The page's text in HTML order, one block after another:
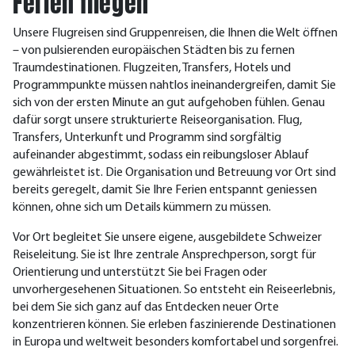
Unsere Flugreisen sind Gruppenreisen, die Ihnen die Welt öffnen
– von pulsierenden europäischen Städten bis zu fernen
Traumdestinationen. Flugzeiten, Transfers, Hotels und
Programmpunkte müssen nahtlos ineinandergreifen, damit Sie
sich von der ersten Minute an gut aufgehoben fühlen. Genau
dafür sorgt unsere strukturierte Reiseorganisation. Flug,
Transfers, Unterkunft und Programm sind sorgfältig
aufeinander abgestimmt, sodass ein reibungsloser Ablauf
gewährleistet ist. Die Organisation und Betreuung vor Ort sind
bereits geregelt, damit Sie Ihre Ferien entspannt geniessen
können, ohne sich um Details kümmern zu müssen.
Vor Ort begleitet Sie unsere eigene, ausgebildete Schweizer
Reiseleitung. Sie ist Ihre zentrale Ansprechperson, sorgt für
Orientierung und unterstützt Sie bei Fragen oder
unvorhergesehenen Situationen. So entsteht ein Reiseerlebnis,
bei dem Sie sich ganz auf das Entdecken neuer Orte
konzentrieren können. Sie erleben faszinierende Destinationen
in Europa und weltweit besonders komfortabel und sorgenfrei.